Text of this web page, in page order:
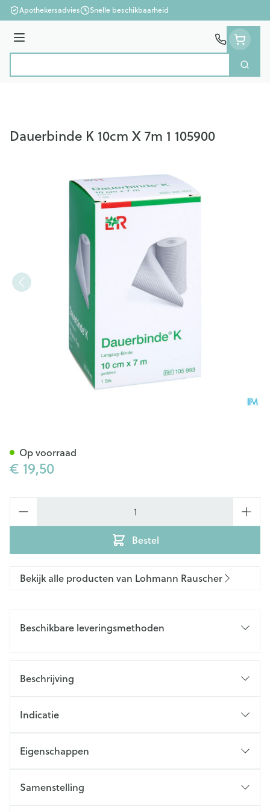
Ga naar de inhoud
Apothekersadvies Snelle beschikbaarheid
Menu
Zoek
Dauerbinde K 10cm X 7m 1 105900
€ 19,50
Bestel
Op voorraad
Bekijk alle producten van Lohmann Rauscher
Beschikbare leveringsmethoden
Beschrijving
Indicatie
Eigenschappen
Samenstelling